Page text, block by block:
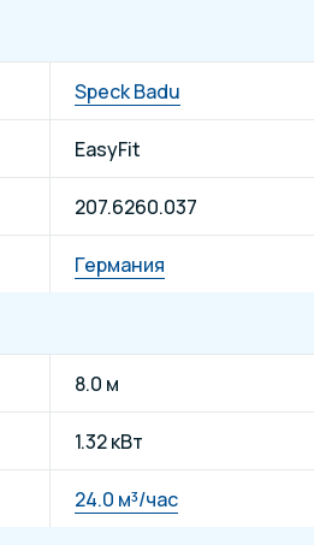
Speck Badu
EasyFit
207.6260.037
Германия
8.0 м
1.32 кВт
24.0 м³/час